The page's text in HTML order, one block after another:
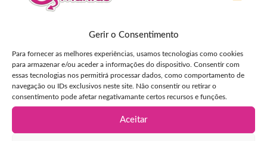
Gerir o Consentimento
Para fornecer as melhores experiências, usamos tecnologias como cookies
para armazenar e/ou aceder a informações do dispositivo. Consentir com
essas tecnologias nos permitirá processar dados, como comportamento de
navegação ou IDs exclusivos neste site. Não consentir ou retirar o
consentimento pode afetar negativamante certos recursos e funções.
Aceitar